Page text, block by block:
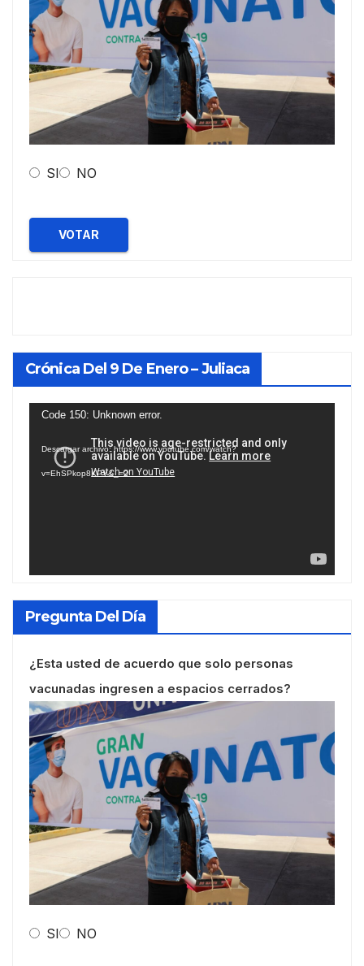
SI NO
VOTAR
Crónica Del 9 De Enero – Juliaca
Reproductor
vídeo
Code 150: Unknown error.
Descargar archivo: https://www.youtube.com/watch?
v=EhSPkop8KPY&_=2
Pregunta Del Día
¿Esta usted de acuerdo que solo personas
vacunadas ingresen a espacios cerrados?
SI NO